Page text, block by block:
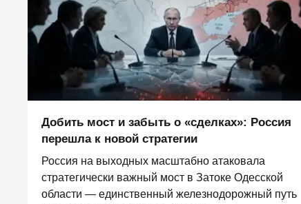
Добить мост и забыть о «сделках»: Россия
перешла к новой стратегии
Россия на выходных масштабно атаковала
стратегически важный мост в Затоке Одесской
области — единственный железнодорожный путь